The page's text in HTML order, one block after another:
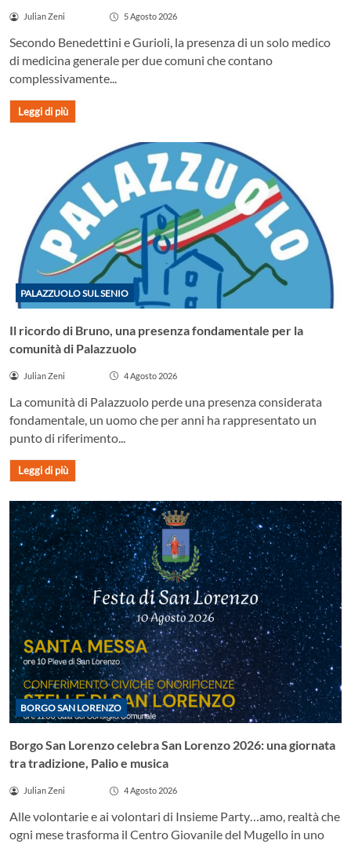
Julian Zeni 5 Agosto 2026
Secondo Benedettini e Gurioli, la presenza di un solo medico
di medicina generale per due comuni che contano
complessivamente...
Leggi di più
PALAZZUOLO SUL SENIO
Il ricordo di Bruno, una presenza fondamentale per la
comunità di Palazzuolo
Julian Zeni 4 Agosto 2026
La comunità di Palazzuolo perde una presenza considerata
fondamentale, un uomo che per anni ha rappresentato un
punto di riferimento...
Leggi di più
BORGO SAN LORENZO
Borgo San Lorenzo celebra San Lorenzo 2026: una giornata
tra tradizione, Palio e musica
Julian Zeni 4 Agosto 2026
Alle volontarie e ai volontari di Insieme Party…amo, realtà che
ogni mese trasforma il Centro Giovanile del Mugello in uno